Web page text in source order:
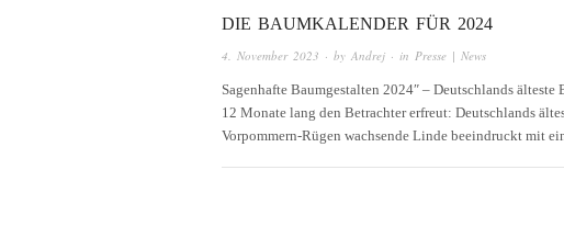
DIE BAUMKALENDER FÜR 2024
4. November 2023 · by Andrej · in Presse | News
Sagenhafte Baumgestalten 2024″ – Deutschlands
12 Monate lang den Betrachter erfreut: Deutschlands
Vorpommern-Rügen wachsende Linde beeindruckt mit